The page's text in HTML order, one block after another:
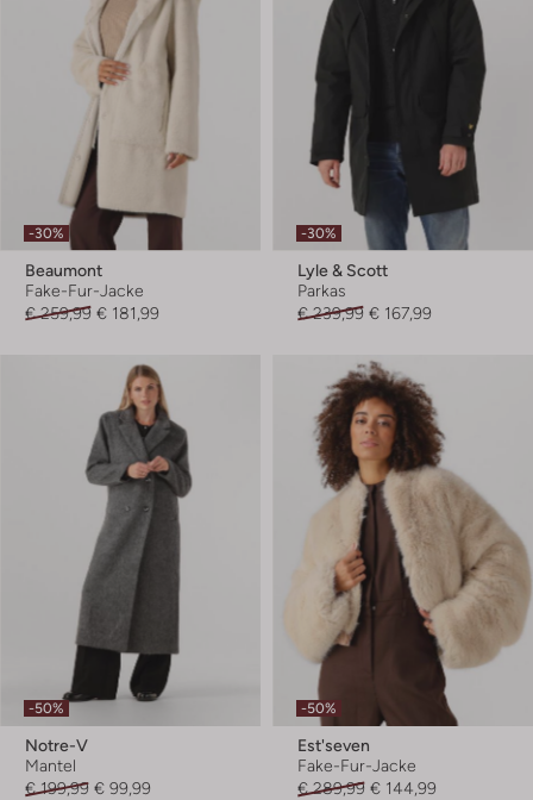
-30%
Beaumont
Fake-Fur-Jacke
€ 259,99 € 181,99
-30%
Lyle & Scott
Parkas
€ 239,99 € 167,99
-50%
Notre-V
Mantel
€ 199,99 € 99,99
-50%
Est'seven
Fake-Fur-Jacke
€ 289,99 € 144,99